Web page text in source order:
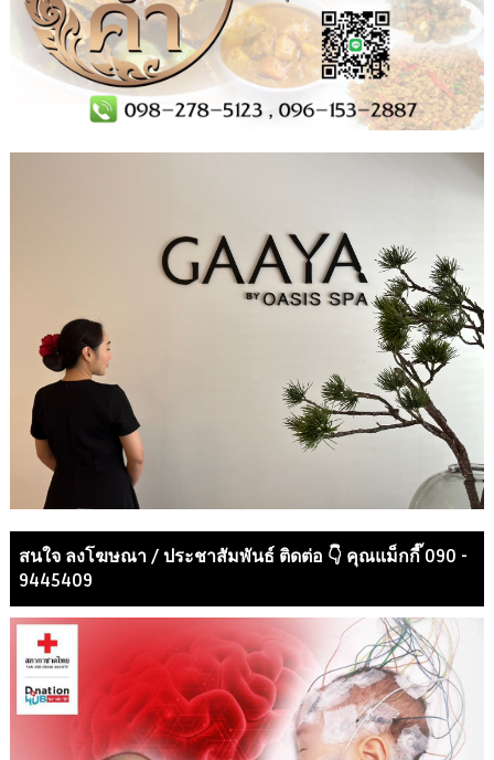
สนใจ ลงโฆษณา / ประชาสัมพันธ์ ติดต่อ 👇 คุณแม็กกี๊ 090 -
9445409